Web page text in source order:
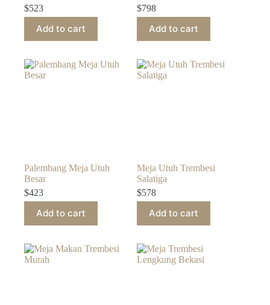
$523
Add to cart
$798
Add to cart
Palembang Meja Utuh
Besar
$423
Add to cart
Meja Utuh Trembesi
Salatiga
$578
Add to cart